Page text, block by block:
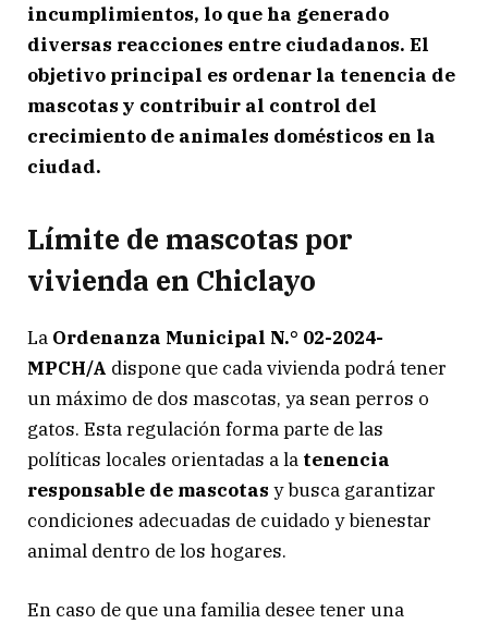
incumplimientos, lo que ha generado
diversas reacciones entre ciudadanos. El
objetivo principal es ordenar la tenencia de
mascotas y contribuir al control del
crecimiento de animales domésticos en la
ciudad.
Límite de mascotas por
vivienda en Chiclayo
La Ordenanza Municipal N.° 02-2024-
MPCH/A dispone que cada vivienda podrá tener
un máximo de dos mascotas, ya sean perros o
gatos. Esta regulación forma parte de las
políticas locales orientadas a la tenencia
responsable de mascotas y busca garantizar
condiciones adecuadas de cuidado y bienestar
animal dentro de los hogares.
En caso de que una familia desee tener una